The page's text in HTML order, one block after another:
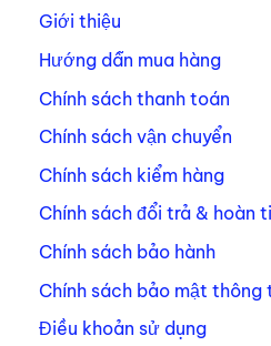
Giới thiệu
Hướng dẫn mua hàng
Chính sách thanh toán
Chính sách vận chuyển
Chính sách kiểm hàng
Chính sách đổi trả & hoàn
Chính sách bảo hành
Chính sách bảo mật thông
Điều khoản sử dụng